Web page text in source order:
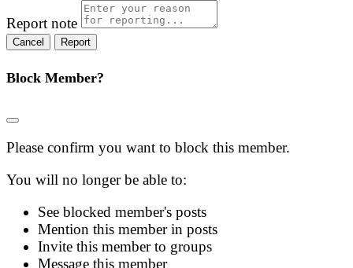
Report note
Report
Block Member?
Please confirm you want to block this member.
You will no longer be able to:
See blocked member's posts
Mention this member in posts
Invite this member to groups
Message this member